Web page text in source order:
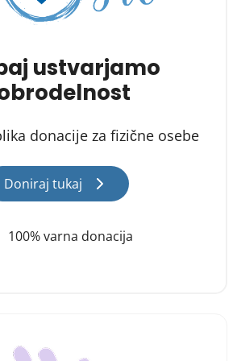
ustvarjamo
donacije za fizične osebe
Doniraj tukaj
100% varna donacija